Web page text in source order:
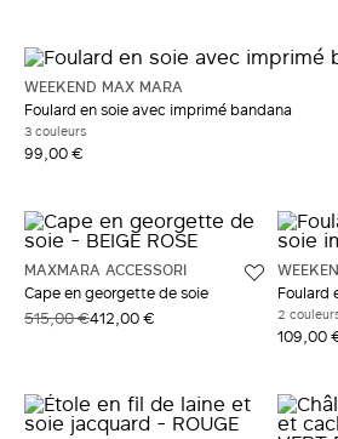
WEEKEND MAX MARA
Foulard en soie avec imprimé bandana
3 couleurs
99,00 €
MAXMARA ACCESSORI
Cape en georgette de soie
515,00 €412,00 €
Foulard
2
109,00